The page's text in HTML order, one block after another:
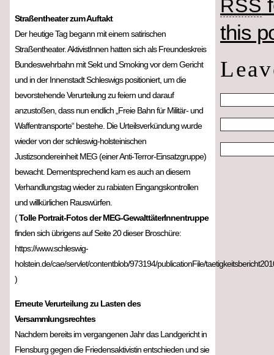
Straßentheater zum Auftakt
Der heutige Tag begann mit einem satirischen
Straßentheater. AktivistInnen hatten sich als Freundeskreis
Bundeswehrbahn mit Sekt und Smoking vor dem Gericht
und in der Innenstadt Schleswigs positioniert, um die
bevorstehende Verurteilung zu feiern und darauf
anzustoßen, dass nun endlich „Freie Bahn für Militär- und
Waffentransporte“ bestehe. Die Urteilsverkündung wurde
wieder von der schleswig-holsteinischen
Justizsondereinheit MEG (einer Anti-Terror-Einsatzgruppe)
bewacht. Dementsprechend kam es auch an diesem
Verhandlungstag wieder zu rabiaten Eingangskontrollen
und willkürlichen Rauswürfen.
(Tolle Portrait-Fotos der MEG-GewalttäterInnentruppe
finden sich übrigens auf Seite 20 dieser Broschüre:
https://www.schleswig-
holstein.de/cae/servlet/contentblob/973194/publicationFile/
)
Erneute Verurteilung zu Lasten des
Versammlungsrechtes
Nachdem bereits im vergangenen Jahr das Landgericht in
Flensburg gegen die Friedensaktivistin entschieden und sie
RSS
this